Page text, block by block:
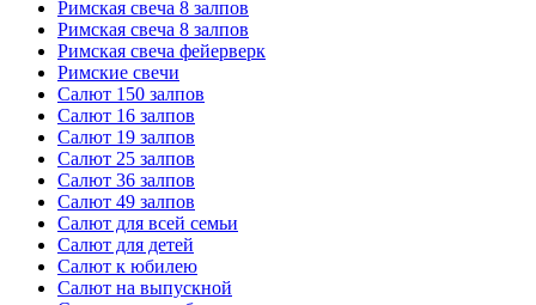
Римская свеча 8 залпов
Римская свеча 8 залпов
Римская свеча фейерверк
Римские свечи
Салют 150 залпов
Салют 16 залпов
Салют 19 залпов
Салют 25 залпов
Салют 36 залпов
Салют 49 залпов
Салют для всей семьи
Салют для детей
Салют к юбилею
Салют на выпускной